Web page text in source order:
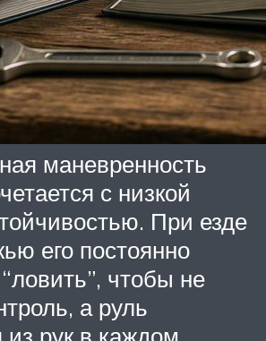
маневренность
с низкой
При езде
его постоянно
чтобы не
а руль